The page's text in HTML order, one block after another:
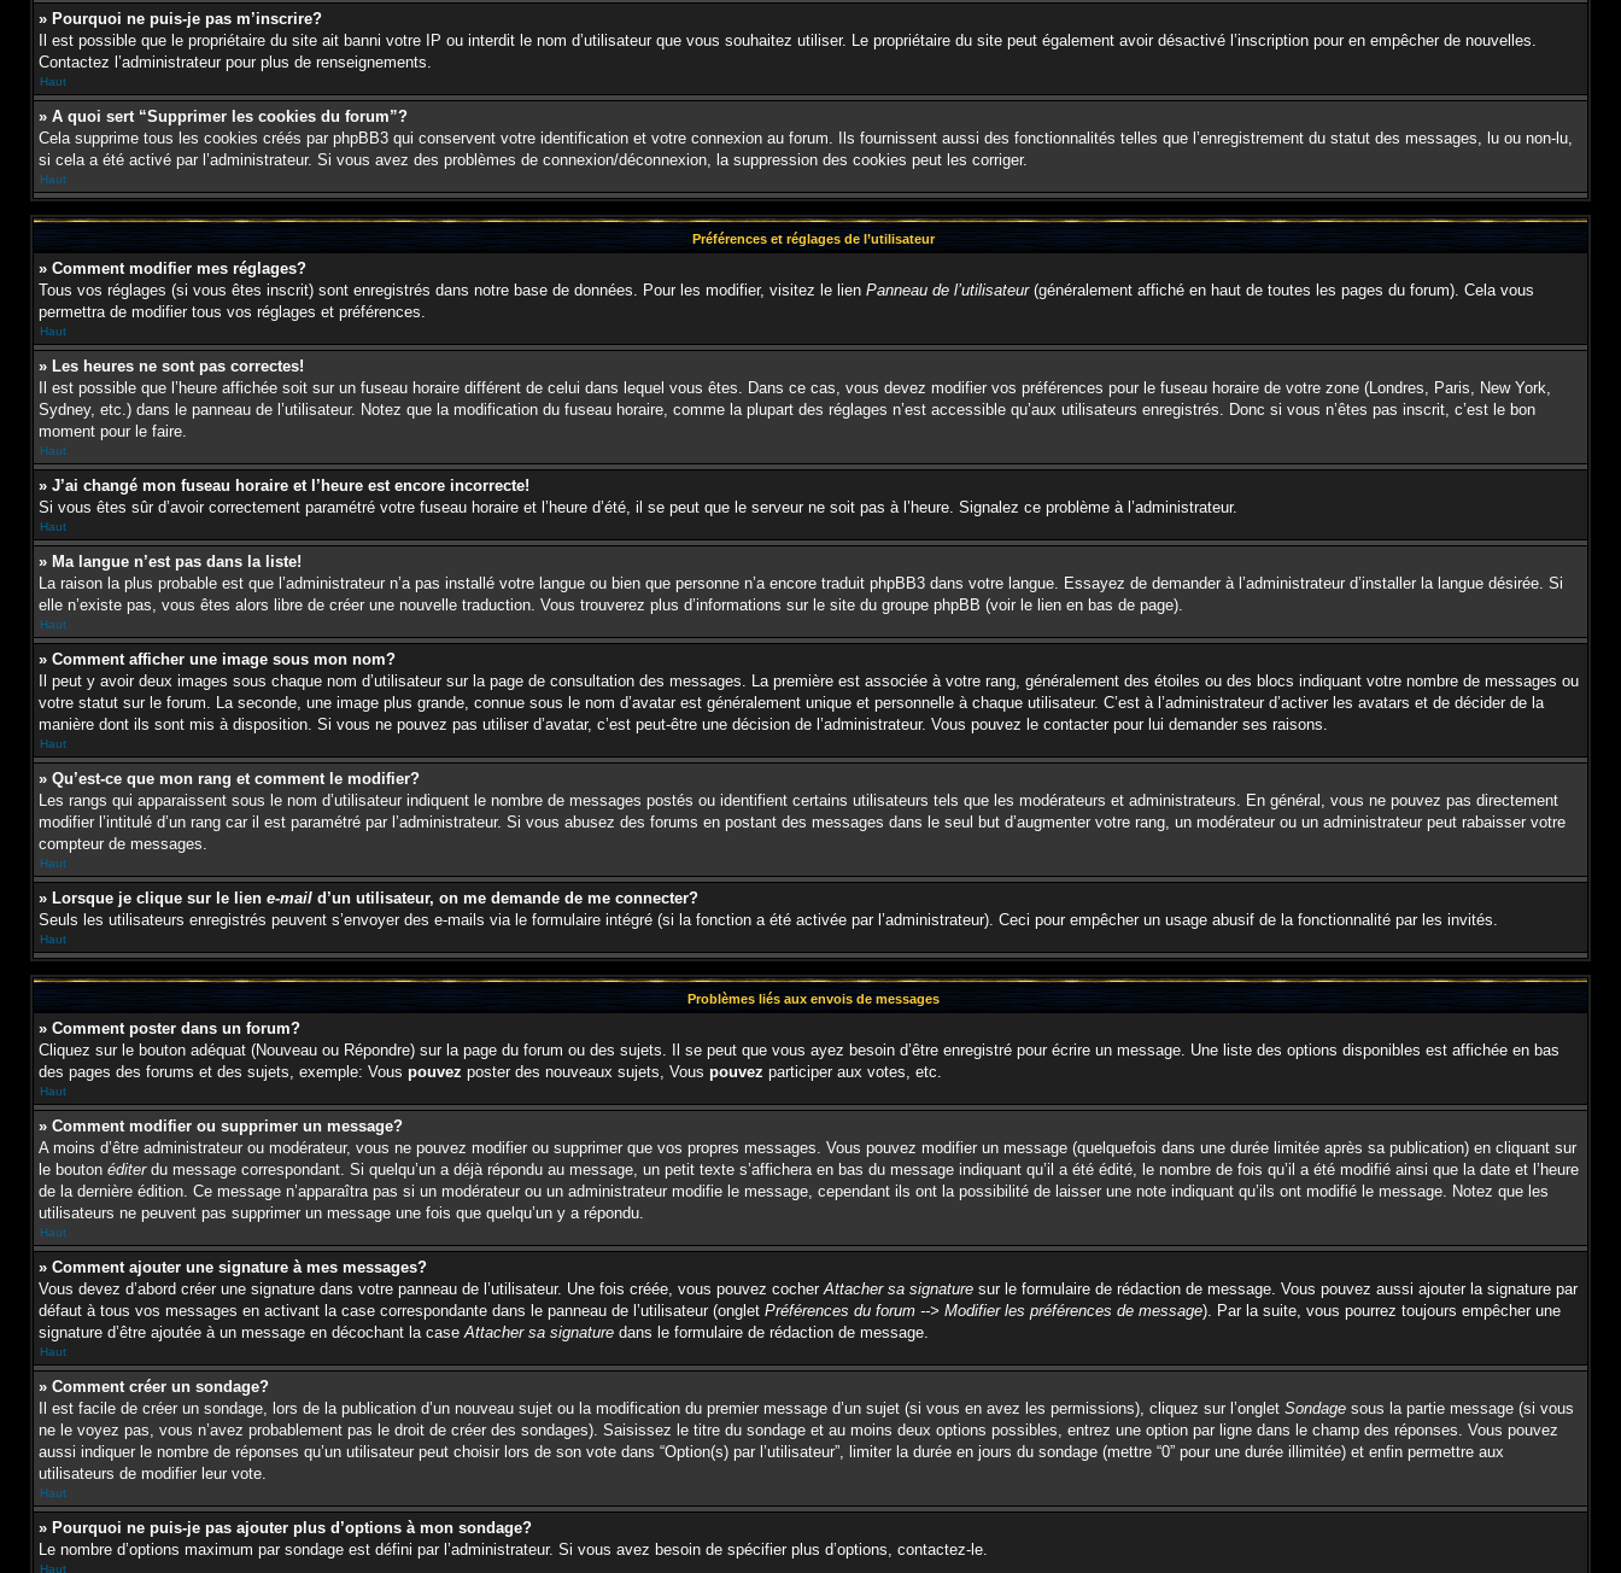
» Pourquoi ne puis-je pas m’inscrire?
Il est possible que le propriétaire du site ait banni votre IP ou interdit le nom d’utilisateur que vous souhaitez utiliser. Le propriétaire du site peut également avoir désactivé l’inscription pour en empêcher de nouvelles.
Contactez l’administrateur pour plus de renseignements.
Haut
» A quoi sert “Supprimer les cookies du forum”?
Cela supprime tous les cookies créés par phpBB3 qui conservent votre identification et votre connexion au forum. Ils fournissent aussi des fonctionnalités telles que l’enregistrement du statut des messages, lu ou non-lu,
si cela a été activé par l’administrateur. Si vous avez des problèmes de connexion/déconnexion, la suppression des cookies peut les corriger.
Haut
Préférences et réglages de l’utilisateur
» Comment modifier mes réglages?
Tous vos réglages (si vous êtes inscrit) sont enregistrés dans notre base de données. Pour les modifier, visitez le lien Panneau de l’utilisateur(généralement affiché en haut de toutes les pages du forum). Cela vous
permettra de modifier tous vos réglages et préférences.
Haut
» Les heures ne sont pas correctes!
Il est possible que l’heure affichée soit sur un fuseau horaire différent de celui dans lequel vous êtes. Dans ce cas, vous devez modifier vos préférences pour le fuseau horaire de votre zone (Londres, Paris, New York,
Sydney, etc.) dans le panneau de l’utilisateur. Notez que la modification du fuseau horaire, comme la plupart des réglages n’est accessible qu’aux utilisateurs enregistrés. Donc si vous n’êtes pas inscrit, c’est le bon
moment pour le faire.
Haut
» J’ai changé mon fuseau horaire et l’heure est encore incorrecte!
Si vous êtes sûr d’avoir correctement paramétré votre fuseau horaire et l’heure d’été, il se peut que le serveur ne soit pas à l’heure. Signalez ce problème à l’administrateur.
Haut
» Ma langue n’est pas dans la liste!
La raison la plus probable est que l’administrateur n’a pas installé votre langue ou bien que personne n’a encore traduit phpBB3 dans votre langue. Essayez de demander à l’administrateur d’installer la langue désirée. Si
elle n’existe pas, vous êtes alors libre de créer une nouvelle traduction. Vous trouverez plus d’informations sur le site du groupe phpBB (voir le lien en bas de page).
Haut
» Comment afficher une image sous mon nom?
Il peut y avoir deux images sous chaque nom d’utilisateur sur la page de consultation des messages. La première est associée à votre rang, généralement des étoiles ou des blocs indiquant votre nombre de messages ou
votre statut sur le forum. La seconde, une image plus grande, connue sous le nom d’avatar est généralement unique et personnelle à chaque utilisateur. C’est à l’administrateur d’activer les avatars et de décider de la
manière dont ils sont mis à disposition. Si vous ne pouvez pas utiliser d’avatar, c’est peut-être une décision de l’administrateur. Vous pouvez le contacter pour lui demander ses raisons.
Haut
» Qu’est-ce que mon rang et comment le modifier?
Les rangs qui apparaissent sous le nom d’utilisateur indiquent le nombre de messages postés ou identifient certains utilisateurs tels que les modérateurs et administrateurs. En général, vous ne pouvez pas directement
modifier l’intitulé d’un rang car il est paramétré par l’administrateur. Si vous abusez des forums en postant des messages dans le seul but d’augmenter votre rang, un modérateur ou un administrateur peut rabaisser votre
compteur de messages.
Haut
» Lorsque je clique sur le lien e-mail d’un utilisateur, on me demande de me connecter?
Seuls les utilisateurs enregistrés peuvent s’envoyer des e-mails via le formulaire intégré (si la fonction a été activée par l’administrateur). Ceci pour empêcher un usage abusif de la fonctionnalité par les invités.
Haut
Problèmes liés aux envois de messages
» Comment poster dans un forum?
Cliquez sur le bouton adéquat (Nouveau ou Répondre) sur la page du forum ou des sujets. Il se peut que vous ayez besoin d’être enregistré pour écrire un message. Une liste des options disponibles est affichée en bas
des pages des forums et des sujets, exemple: Vous pouvez poster des nouveaux sujets, Vous pouvez participer aux votes, etc.
Haut
» Comment modifier ou supprimer un message?
A moins d’être administrateur ou modérateur, vous ne pouvez modifier ou supprimer que vos propres messages. Vous pouvez modifier un message (quelquefois dans une durée limitée après sa publication) en cliquant sur
le bouton éditerdu message correspondant. Si quelqu’un a déjà répondu au message, un petit texte s’affichera en bas du message indiquant qu’il a été édité, le nombre de fois qu’il a été modifié ainsi que la date et l’heure
de la dernière édition. Ce message n’apparaîtra pas si un modérateur ou un administrateur modifie le message, cependant ils ont la possibilité de laisser une note indiquant qu’ils ont modifié le message. Notez que les
utilisateurs ne peuvent pas supprimer un message une fois que quelqu’un y a répondu.
Haut
» Comment ajouter une signature à mes messages?
Vous devez d’abord créer une signature dans votre panneau de l’utilisateur. Une fois créée, vous pouvez cocherAttacher sa signature sur le formulaire de rédaction de message. Vous pouvez aussi ajouter la signature par
défaut à tous vos messages en activant la case correspondante dans le panneau de l’utilisateur (onglet Préférences du forum --> Modifier les préférences de message). Par la suite, vous pourrez toujours empêcher une
signature d’être ajoutée à un message en décochant la caseAttacher sa signature dans le formulaire de rédaction de message.
Haut
» Comment créer un sondage?
Il est facile de créer un sondage, lors de la publication d’un nouveau sujet ou la modification du premier message d’un sujet (si vous en avez les permissions), cliquez sur l’onglet Sondage sous la partie message (si vous
ne le voyez pas, vous n’avez probablement pas le droit de créer des sondages). Saisissez le titre du sondage et au moins deux options possibles, entrez une option par ligne dans le champ des réponses. Vous pouvez
aussi indiquer le nombre de réponses qu’un utilisateur peut choisir lors de son vote dans “Option(s) par l’utilisateur”, limiter la durée en jours du sondage (mettre “0” pour une durée illimitée) et enfin permettre aux
utilisateurs de modifier leur vote.
Haut
» Pourquoi ne puis-je pas ajouter plus d’options à mon sondage?
Le nombre d’options maximum par sondage est défini par l’administrateur. Si vous avez besoin de spécifier plus d’options, contactez-le.
Haut